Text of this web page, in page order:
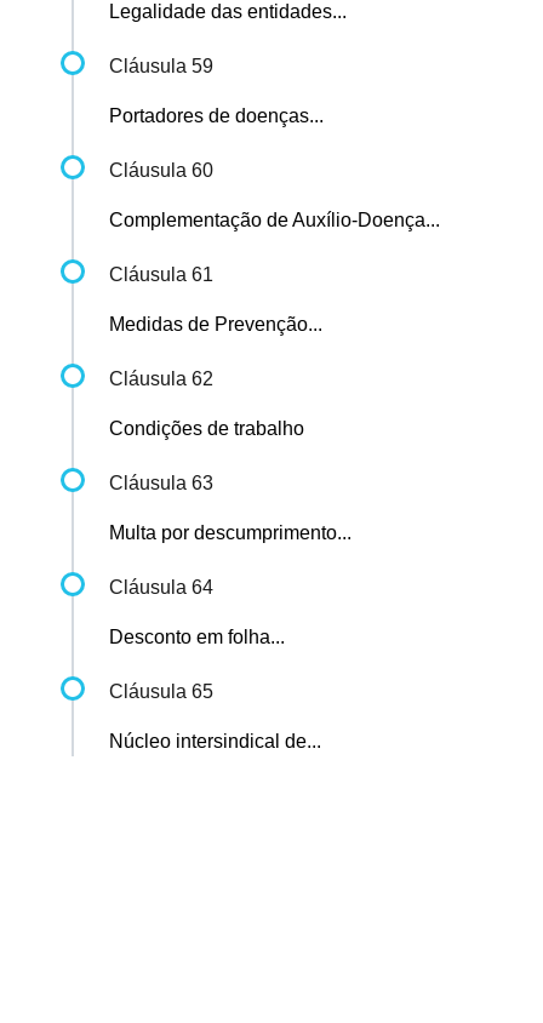
Legalidade das entidades...
Cláusula 59
Portadores de doenças...
Cláusula 60
Complementação de Auxílio-Doença...
Cláusula 61
Medidas de Prevenção...
Cláusula 62
Condições de trabalho
Cláusula 63
Multa por descumprimento...
Cláusula 64
Desconto em folha...
Cláusula 65
Núcleo intersindical de...